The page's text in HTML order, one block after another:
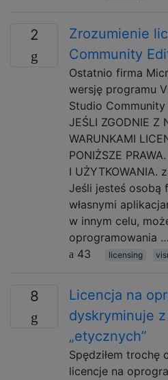
2
Zrozumienie
Community
Ostatnio firma
wersję programu
Studio
JEŚLI ZGODNIE Z
WARUNKAMI
PONIŻSZE
I UŻYTKOWANIA.
Jeśli jesteś osobą
własnymi
w innym celu,
oprogramowania …
43
licensing
8
Licencja na
dyskryminuje
„etycznych”
Spędziłem trochę
licencje na